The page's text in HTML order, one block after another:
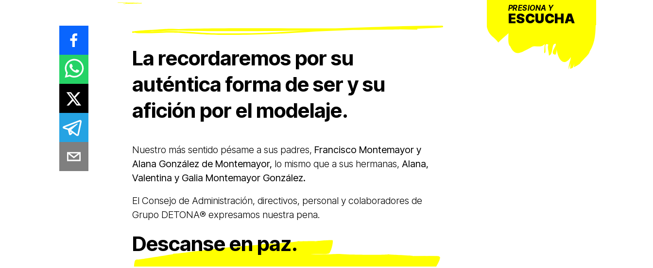
PRESIONA Y
ESCUCHA
La recordaremos por su
auténtica forma de ser y su
afición por el modelaje.
Nuestro más sentido pésame a sus padres, Francisco Montemayor y
Alana González de Montemayor, lo mismo que a sus hermanas, Alana,
Valentina y Galia Montemayor González.
El Consejo de Administración, directivos, personal y colaboradores de
Grupo DETONA®️ expresamos nuestra pena.
Descanse en paz.